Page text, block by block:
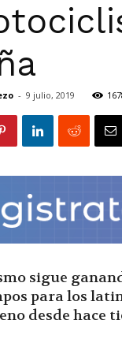
- 9 julio, 2019
sigue
para los
desde hace